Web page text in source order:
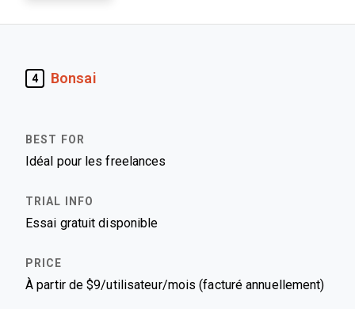
4 Bonsai
Idéal pour les freelances
Essai gratuit disponible
À partir de $9/utilisateur/mois (facturé annuellement)